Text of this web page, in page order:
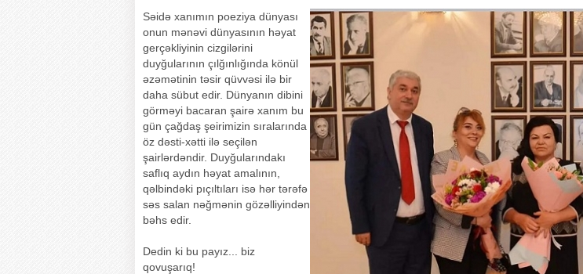
Səidə xanımın poeziya dünyası
onun mənəvi dünyasının həyat
gerçəkliyinin cizgilərini
duyğularının çılğınlığında könül
əzəmətinin təsir qüvvəsi ilə bir
daha sübut edir. Dünyanın dibini
görməyi bacaran şairə xanım bu
gün çağdaş şeirimizin sıralarında
öz dəsti-xətti ilə seçilən
şairlərdəndir. Duyğularındakı
saflıq aydın həyat amalının,
qəlbindəki pıçıltıları isə hər tərəfə
səs salan nəğmənin gözəlliyindən
bəhs edir.
Dedin ki bu payız... biz
qovuşarıq!